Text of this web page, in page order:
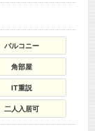
バルコニー
角部屋
IT重説
二人入居可